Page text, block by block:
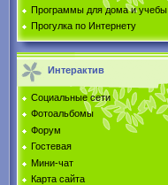
Программы для дома и учебы
Прогулка по Интернету
Интерактив
Социальные сети
Фотоальбомы
Форум
Гостевая
Мини-чат
Карта сайта